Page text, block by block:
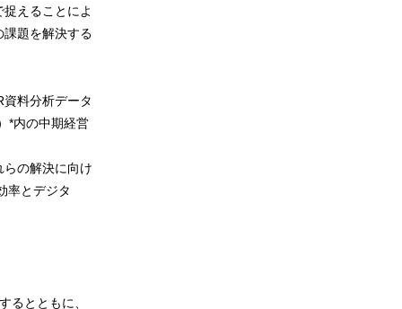
えることによ
課題を解決する
料分析データ
*内の中期経営
らの解決に向け
率とデジタ
るとともに、